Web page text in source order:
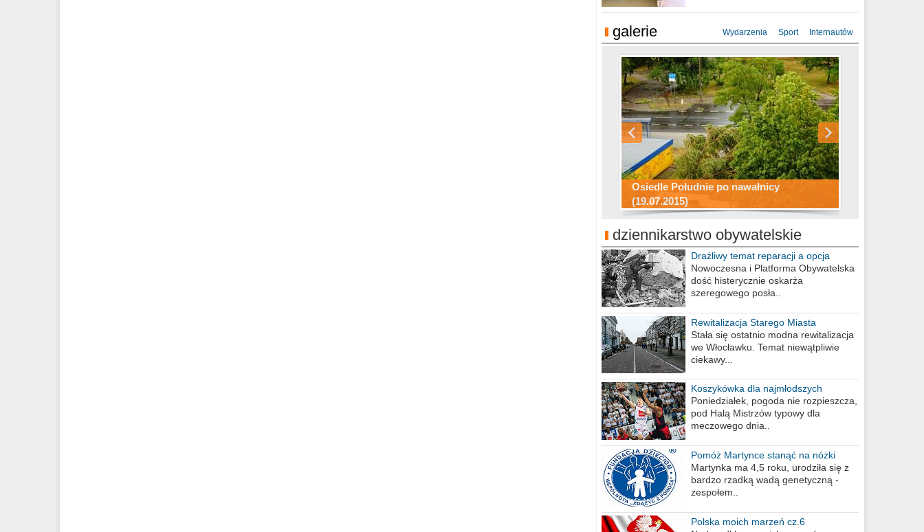
galerie Wydarzenia Sport Internautów
Osiedle Południe po nawałnicy
(19.07.2015)
Wizytówka Włocławka
polowanie wigilijne 2014
Miasto kładzie się do snu .
Konkurs fotograficzny "Co to za
miejsca"
Ścieżka rowerowa w naszym mieście
dziennikarstwo obywatelskie
Drażliwy temat reparacji a opcja
berlińska
Nowoczesna i Platforma Obywatelska
dość histerycznie oskarża
szeregowego posła..
Rewitalizacja Starego Miasta
Stała się ostatnio modna rewitalizacja
we Włocławku. Temat niewątpliwie
ciekawy...
Koszykówka dla najmłodszych
Poniedziałek, pogoda nie rozpieszcza,
pod Halą Mistrzów typowy dla
meczowego dnia..
Pomóż Martynce stanąć na nóżki
Martynka ma 4,5 roku, urodziła się z
bardzo rzadką wadą genetyczną -
zespołem..
Polska moich marzeń cz.6